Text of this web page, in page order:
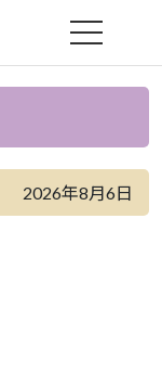
MENU
2026年8月6日